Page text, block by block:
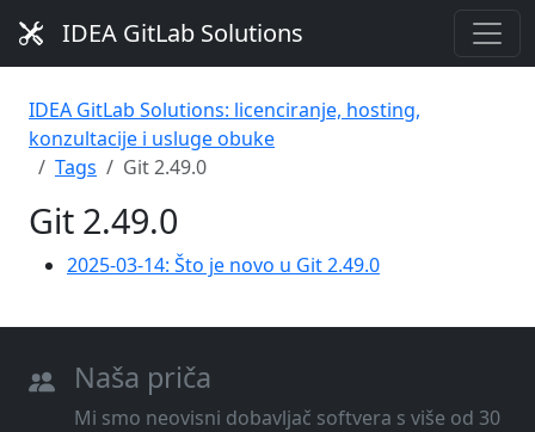
IDEA GitLab Solutions
IDEA GitLab Solutions: licenciranje, hosting,
konzultacije i usluge obuke
Tags
Git 2.49.0
Git 2.49.0
2025-03-14: Što je novo u Git 2.49.0
Naša priča
Mi smo neovisni dobavljač softvera s više od 30